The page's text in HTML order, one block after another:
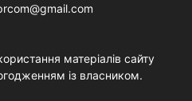
матеріалів сайту
із власником.